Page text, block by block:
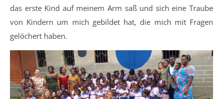
das erste Kind auf meinem Arm saß und sich eine Traube
von Kindern um mich gebildet hat, die mich mit Fragen
gelöchert haben.